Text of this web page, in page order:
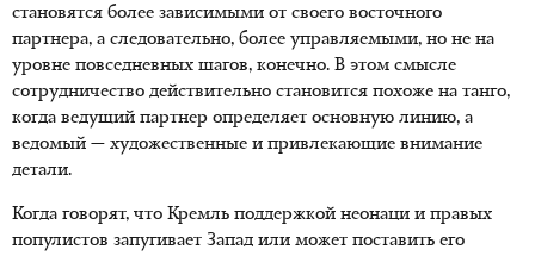
становятся более зависимыми от своего восточного
партнера, а следовательно, более управляемыми, но не на
уровне повседневных шагов, конечно. В этом смысле
сотрудничество действительно становится похоже на танго,
когда ведущий партнер определяет основную линию, а
ведомый — художественные и привлекающие внимание
детали.
Когда говорят, что Кремль поддержкой неонаци и правых
популистов запугивает Запад или может поставить его